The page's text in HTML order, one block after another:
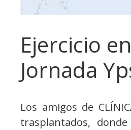
Ejercicio
Jornada
Los amigos de
trasplantados,